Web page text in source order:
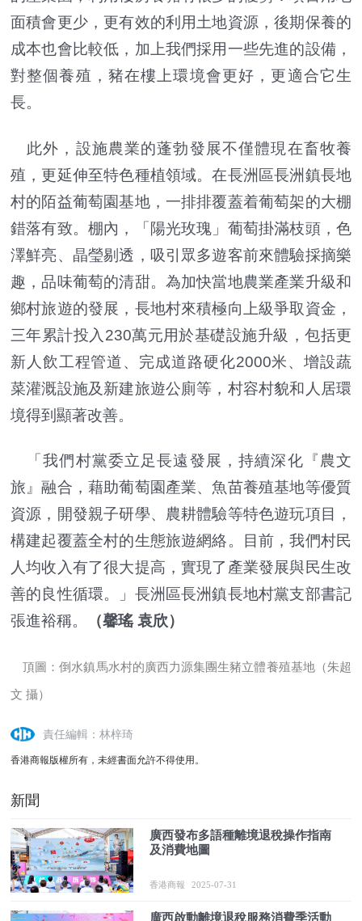
面積會更少，更有效的利用土地資源，後期保養的
成本也會比較低，加上我們採用一些先進的設備，
對整個養殖，豬在樓上環境會更好，更適合它生
長。
此外，設施農業的蓬勃發展不僅體現在畜牧養
殖，更延伸至特色種植領域。在長洲區長洲鎮長地
村的陌益葡萄園基地，一排排覆蓋着葡萄架的大棚
錯落有致。棚內，「陽光玫瑰」葡萄掛滿枝頭，色
澤鮮亮、晶瑩剔透，吸引眾多遊客前來體驗採摘樂
趣，品味葡萄的清甜。為加快當地農業產業升級和
鄉村旅遊的發展，長地村來積極向上級爭取資金，
三年累計投入230萬元用於基礎設施升級，包括更
新人飲工程管道、完成道路硬化2000米、增設蔬
菜灌溉設施及新建旅遊公廁等，村容村貌和人居環
境得到顯著改善。
「我們村黨委立足長遠發展，持續深化『農文
旅』融合，藉助葡萄園產業、魚苗養殖基地等優質
資源，開發親子研學、農耕體驗等特色遊玩項目，
構建起覆蓋全村的生態旅遊網絡。目前，我們村民
人均收入有了很大提高，實現了產業發展與民生改
善的良性循環。」長洲區長洲鎮長地村黨支部書記
張進裕稱。
（馨瑤 袁欣）
頂圖：倒水鎮馬水村的廣西力源集團生豬立體養殖基地（朱超
文 攝）
責任編輯：林梓琦
香港商報版權所有，未經書面允許不得使用。
新聞
廣西發布多語種離境退稅操作指南
及消費地圖
香港商報 2025-07-31
廣西啟動離境退稅服務消費季活動